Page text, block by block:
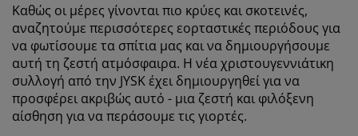
Καθώς οι μέρες γίνονται πιο κρύες και σκοτεινές,
αναζητούμε περισσότερες εορταστικές περιόδους για
να φωτίσουμε τα σπίτια μας και να δημιουργήσουμε
αυτή τη ζεστή ατμόσφαιρα. Η νέα χριστουγεννιάτικη
συλλογή από την JYSK έχει δημιουργηθεί για να
προσφέρει ακριβώς αυτό - μια ζεστή και φιλόξενη
αίσθηση για να περάσουμε τις γιορτές.